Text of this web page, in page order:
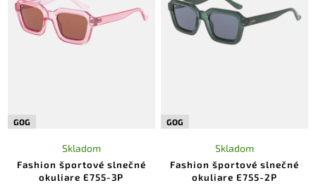
GOG
Fashion športové slnečné
okuliare E755-3P
Skladom
GOG
Fashion športové slnečné
okuliare E755-2P
Skladom